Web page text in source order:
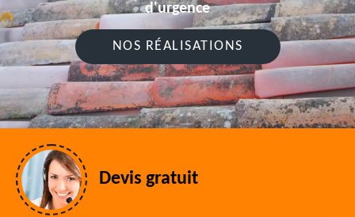
d'urgence
NOS RÉALISATIONS
Devis gratuit